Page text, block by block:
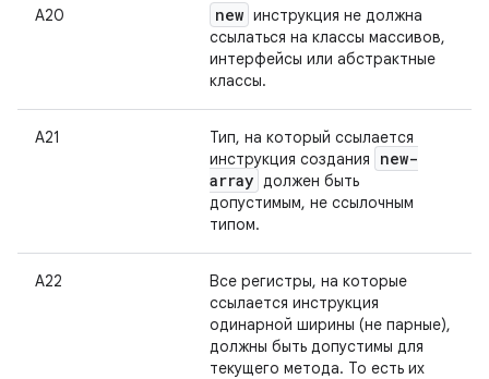
А20 new инструкция не должна
ссылаться на классы массивов,
интерфейсы или абстрактные
классы.
А21
Тип, на который ссылается
инструкция создания
new-
array должен быть
допустимым, не ссылочным
типом.
А22
Все регистры, на которые
ссылается инструкция
одинарной ширины (не парные),
должны быть допустимы для
текущего метода. То есть их